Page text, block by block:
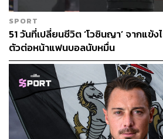
SPORT
51 วันที่เปลี่ยนชีวิต ‘โวซินญา’ จากแข้
ตัวต่อหน้าแฟนบอลนับหมื่น